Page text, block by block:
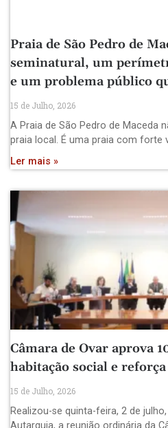
Praia de São Pedro de
seminatural, um
e um problema público
15 de Julho, 2026
A Praia de São Pedro de Maceda
praia local. É uma praia com forte
Ler mais »
Câmara de Ovar aprova
habitação social e
15 de Julho, 2026
Realizou-se quinta-feira, 2 de
Autarquia, a reunião ordinária da